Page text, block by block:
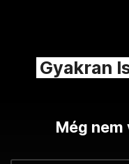
Gyakran
Még